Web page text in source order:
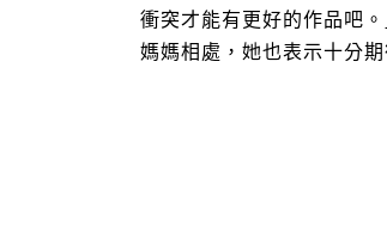
衝突才能有更好的作品吧
媽媽相處，她也表示十分